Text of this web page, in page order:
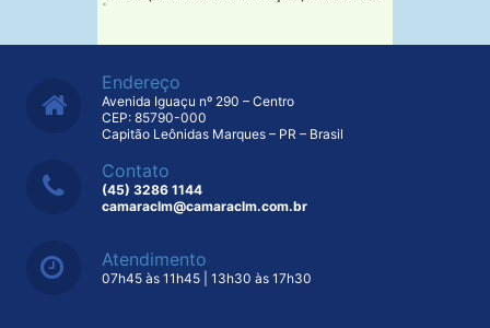
Endereço
Avenida Iguaçu nº 290 – Centro
CEP: 85790-000
Capitão Leônidas Marques – PR – Brasil
Contato
(45) 3286 1144
camaraclm@camaraclm.com.br
Atendimento
07h45 às 11h45 | 13h30 às 17h30